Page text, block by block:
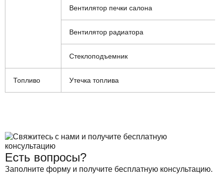
Вентилятор печки салона
Вентилятор радиатора
Стеклоподъемник
Топливо Утечка топлива
Есть вопросы?
Заполните форму и получите бесплатную консультацию.